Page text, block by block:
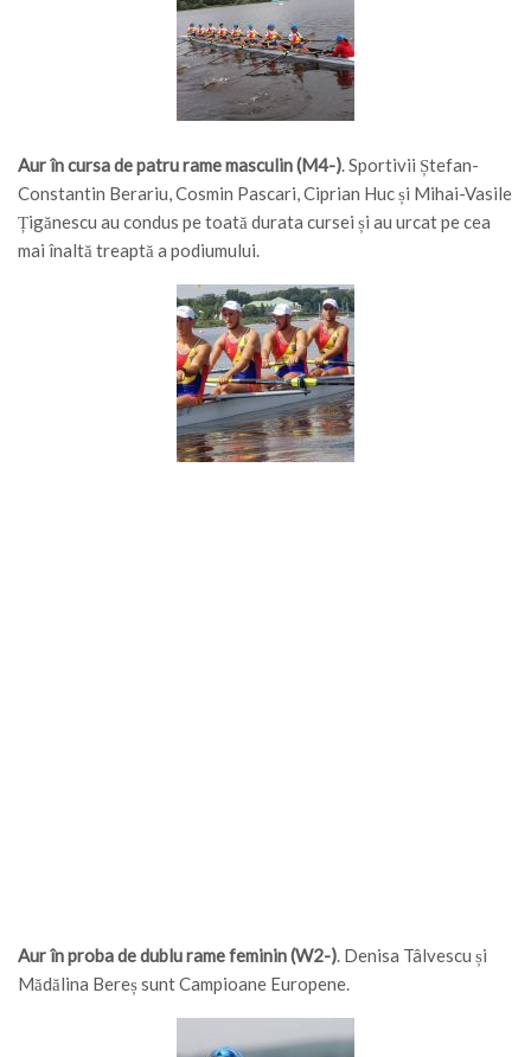
Aur în cursa de patru rame masculin (M4-). Sportivii Ștefan-
Constantin Berariu, Cosmin Pascari, Ciprian Huc și Mihai-Vasile
Țigănescu au condus pe toată durata cursei și au urcat pe cea
mai înaltă treaptă a podiumului.
Aur în proba de dublu rame feminin (W2-). Denisa Tâlvescu și
Mădălina Bereș sunt Campioane Europene.